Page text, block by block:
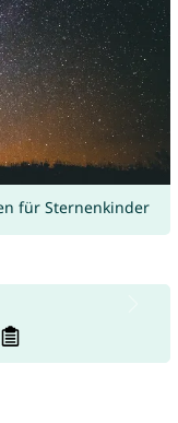
für Sternenkinder